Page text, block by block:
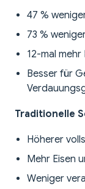
47 %
73 %
12-mal
Besser für
Traditionelle
Höherer
Mehr Eisen
Weniger